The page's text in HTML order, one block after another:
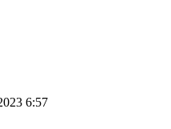
6:57